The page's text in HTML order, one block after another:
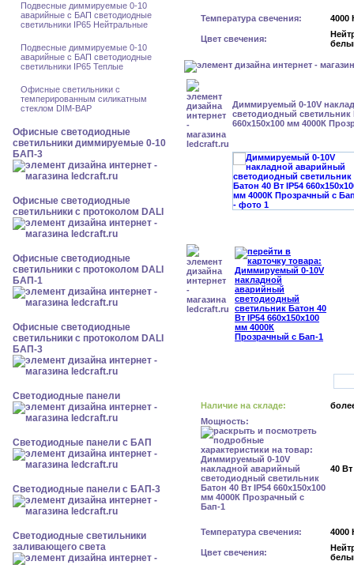
Подвесные диммируемые 0-10
аварийные с БАП светодиодные
светильники IP65 Нейтральные
Подвесные диммируемые 0-10
аварийные с БАП светодиодные
светильники IP65 Теплые
Офисные светильники с
темперированным силикатным
стеклом DIM-BAP
Офисные светодиодные
светильники диммируемые 0-10
БАП-3
Офисные светодиодные
светильники с протоколом DALI
Офисные светодиодные
светильники с протоколом DALI
БАП-1
Офисные светодиодные
светильники с протоколом DALI
БАП-3
Cветодиодные панели
Cветодиодные панели с БАП
Cветодиодные панели с БАП-3
Светодиодные светильники
заливающего света
Температура свечения: 4000
Цвет свечения:
Диммируемый 0-10V
светодиодный светильник
660x150x100 мм 4000К
Наличие на складе:
Мощность:
40 Вт
Температура свечения: 4000
Цвет свечения: